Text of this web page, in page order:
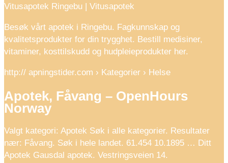
Vitusapotek Ringebu | Vitusapotek
Besøk vårt apotek i Ringebu. Fagkunnskap og
kvalitetsprodukter for din trygghet. Bestill medisiner,
vitaminer, kosttilskudd og hudpleieprodukter her.
http:// apningstider.com › Kategorier › Helse
Apotek, Fåvang – OpenHours
Norway
Valgt kategori: Apotek Søk i alle kategorier. Resultater
nær: Fåvang. Søk i hele landet. 61.454 10.1895 … Ditt
Apotek Gausdal apotek. Vestringsveien 14.